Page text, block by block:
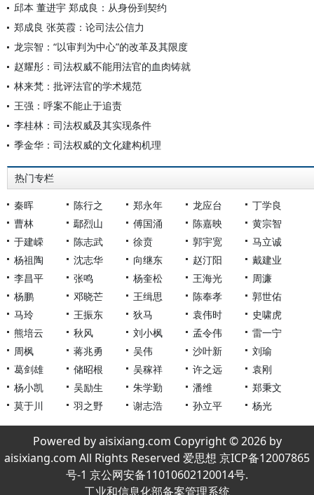
邱本 董进宇 郑成良：从身份到契约
郑成良 张英霞：论司法公信力
龙宗智：“以审判为中心”的改革及其限度
赵耀彤：司法权威不能用法官的血肉铸就
林来梵：批评法官的学术规范
王强：呼案不能止于追责
李桂林：司法权威及其实现条件
季金华：司法权威的文化建构机理
热门专栏
秦晖 陈行之 郑永年 龙应台
丁学良
曹林
鄢烈山 傅国涌 陈嘉映
黄宗智
于建嵘
陈志武 徐贲 郭宇宽
马立诚
杨祖陶
沈志华 向继东 赵汀阳
戴建业
李昌平
张鸣 杨奎松 王海光
周濂
杨鹏
邓晓芒 王缉思 陈奉孝
郭世佑
马玲
王振东 狄马 袁伟时
史啸虎
熊培云
秋风 刘小枫 孟令伟
雷一宁
周枫
蒋兆勇 吴伟 沙叶新
刘瑜
葛剑雄
储昭根 吴稼祥 许之远
袁刚
杨小凯
吴励生 朱学勤 潘维
郑秉文
莫于川
羽之野 谢志浩 孙立平 杨光
Powered by aisixiang.com Copyright © 2026 by
aisixiang.com All Rights Reserved 爱思想 京ICP备12007865
号-1 京公网安备11010602120014号.
工业和信息化部备案管理系统